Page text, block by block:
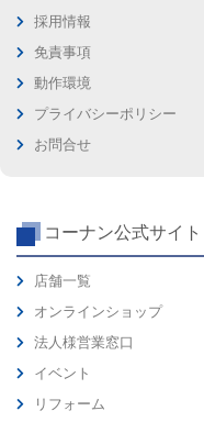
採用情報
免責事項
動作環境
プライバシーポリシー
お問合せ
コーナン公式サイト
店舗一覧
オンラインショップ
法人様営業窓口
イベント
リフォーム